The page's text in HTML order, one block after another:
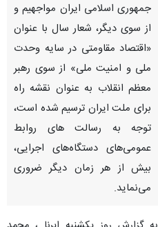
جمهوری اسلامی ایران مواجهیم و
از سوی دیگر، شعار سال با عنوان
«اقتصاد مقاومتی در سایه وحدت
ملی و امنیت ملی» از سوی رهبر
معظم انقلاب به عنوان نقشه راه
برای ملت ایران ترسیم شده است،
توجه به رسالت های روابط
عمومی‌های دستگاه‌های اجرایی،
بیش از هر زمان دیگر ضروری
می‌نماید.